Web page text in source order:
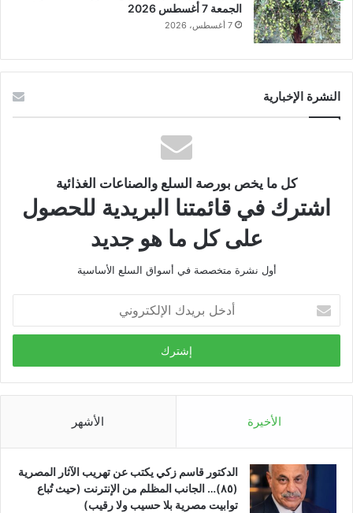
الجمعة 7 أغسطس 2026
7 أغسطس، 2026
النشرة الإخبارية
كل ما يخص بورصة السلع والصناعات الغذائية
اشترك في قائمتنا البريدية للحصول
على كل ما هو جديد
أول نشرة متخصصة في أسواق السلع الأساسية
بريدك
الإلكتروني
الأخيرة الأشهر
الدكتور قاسم زكي يكتب عن تهريب الآثار المصرية
(٨٥)… الجانب المظلم من الإنترنت (حيث تُباع
توابيت مصرية بلا حسيب ولا رقيب)